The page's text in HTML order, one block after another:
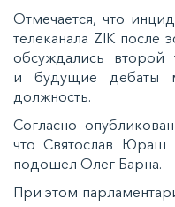
Отмечается, что
телеканала ZIK
обсуждались второй
и будущие дебаты
должность.
Согласно
что Святослав
подошел Олег Барна.
При этом